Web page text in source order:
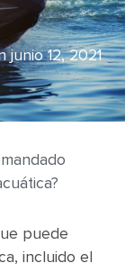
junio 12, 2021
puede
incluido el